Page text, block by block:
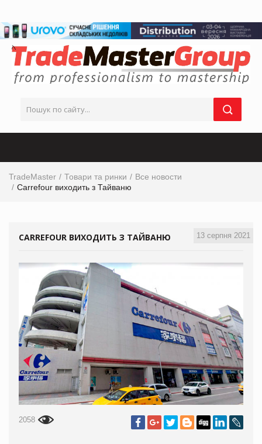
TradeMaster Товари та ринки
Все новости
Carrefour виходить з Тайваню
13 серпня 2021
CARREFOUR ВИХОДИТЬ З ТАЙВАНЮ
2058